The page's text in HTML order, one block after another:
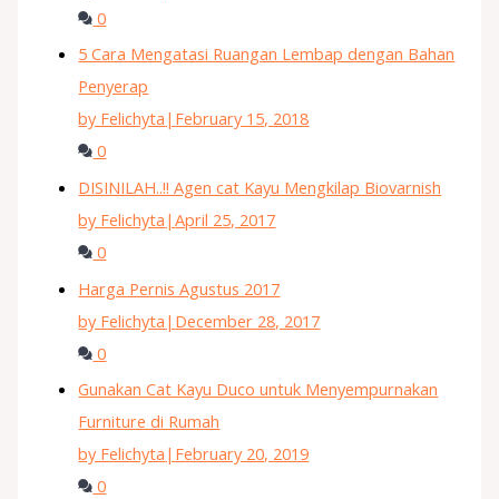
0
5 Cara Mengatasi Ruangan Lembap dengan Bahan
Penyerap
by Felichyta | February 15, 2018
0
DISINILAH..!! Agen cat Kayu Mengkilap Biovarnish
by Felichyta |April 25, 2017
0
Harga Pernis Agustus 2017
by Felichyta | December 28, 2017
0
Gunakan Cat Kayu Duco untuk Menyempurnakan
Furniture di Rumah
by Felichyta | February 20, 2019
0